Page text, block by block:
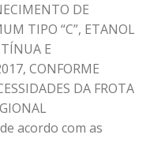
DE
TIPO “C”, ETANOL
E
CONFORME
DA FROTA
acordo com as